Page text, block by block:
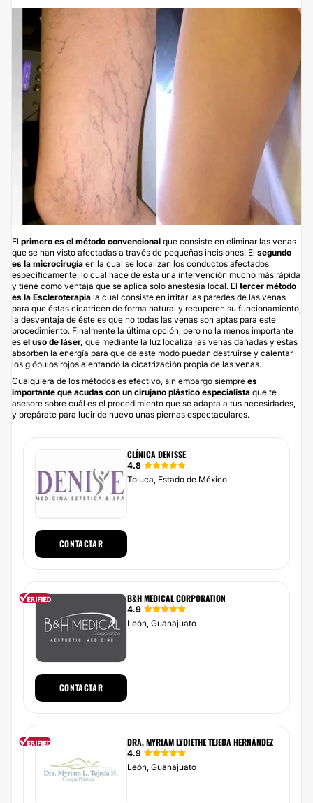
El primero es el método convencional que consiste en eliminar las venas
que se han visto afectadas a través de pequeñas incisiones. El segundo
es la microcirugía en la cual se localizan los conductos afectados
específicamente, lo cual hace de ésta una intervención mucho más rápida
y tiene como ventaja que se aplica solo anestesia local. El tercer método
es la Escleroterapia la cual consiste en irritar las paredes de las venas
para que éstas cicatricen de forma natural y recuperen su funcionamiento,
la desventaja de éste es que no todas las venas son aptas para este
procedimiento. Finalmente la última opción, pero no la menos importante
es el uso de láser, que mediante la luz localiza las venas dañadas y éstas
absorben la energía para que de este modo puedan destruirse y calentar
los glóbulos rojos alentando la cicatrización propia de las venas.
Cualquiera de los métodos es efectivo, sin embargo siempre es
importante que acudas con un cirujano plástico especialista que te
asesore sobre cuál es el procedimiento que se adapta a tus necesidades,
y prepárate para lucir de nuevo unas piernas espectaculares.
CLÍNICA DENISSE
4.8
Toluca, Estado de México
CONTACTAR
B&H MEDICAL CORPORATION
4.9
León, Guanajuato
CONTACTAR
DRA. MYRIAM LYDIETHE TEJEDA HERNÁNDEZ
4.9
León, Guanajuato